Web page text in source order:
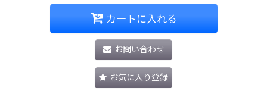
カートに入れる
お問い合わせ
お気に入り登録